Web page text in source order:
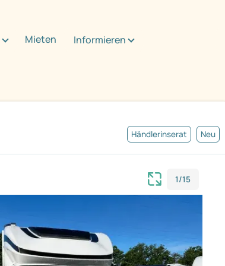
Mieten Informieren
Händlerinserat Neu
1/15